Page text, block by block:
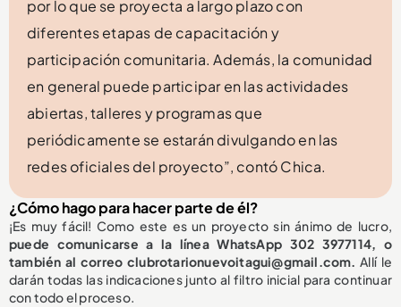
por lo que se proyecta a largo plazo con
diferentes etapas de capacitación y
participación comunitaria. Además, la comunidad
en general puede participar en las actividades
abiertas, talleres y programas que
periódicamente se estarán divulgando en las
redes oficiales del proyecto”, contó Chica.
¿Cómo hago para hacer parte de él?
¡Es muy fácil! Como este es un proyecto sin ánimo de lucro,
puede comunicarse a la línea WhatsApp 302 3977114, o
también al correo clubrotarionuevoitagui@gmail.com. Allí le
darán todas las indicaciones junto al filtro inicial para continuar
con todo el proceso.